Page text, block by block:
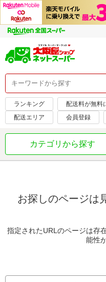
ランキング 配送料が無料
配送エリア
会員登録
カテゴリから探す
お探しのページは
指定されたURLのページは存
能性